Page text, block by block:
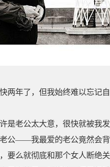
两年了，但我始终难以忘记
是老公太大意，很快就被我
公——我最爱的老公竟然会
要么就彻底和那个女人断绝